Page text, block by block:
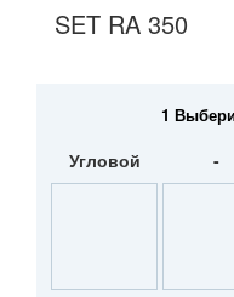
SET RA 350
1
Угловой -